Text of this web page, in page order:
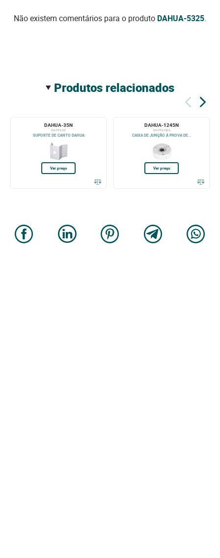
Não existem comentários para o produto DAHUA-5325.
produtos relacionados
DAHUA-35N
DH-PFA151
SUPORTE DE CANTO DAHUA
Ver preço
DAHUA-1245N
DH-PFA130-E
CAIXA DE JUNÇÃO À PROVA DE...
Ver preço